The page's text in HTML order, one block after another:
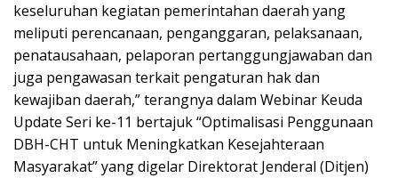
keseluruhan kegiatan pemerintahan daerah yang
meliputi perencanaan, penganggaran, pelaksanaan,
penatausahaan, pelaporan pertanggungjawaban dan
juga pengawasan terkait pengaturan hak dan
kewajiban daerah,” terangnya dalam Webinar Keuda
Update Seri ke-11 bertajuk “Optimalisasi Penggunaan
DBH-CHT untuk Meningkatkan Kesejahteraan
Masyarakat” yang digelar Direktorat Jenderal (Ditjen)